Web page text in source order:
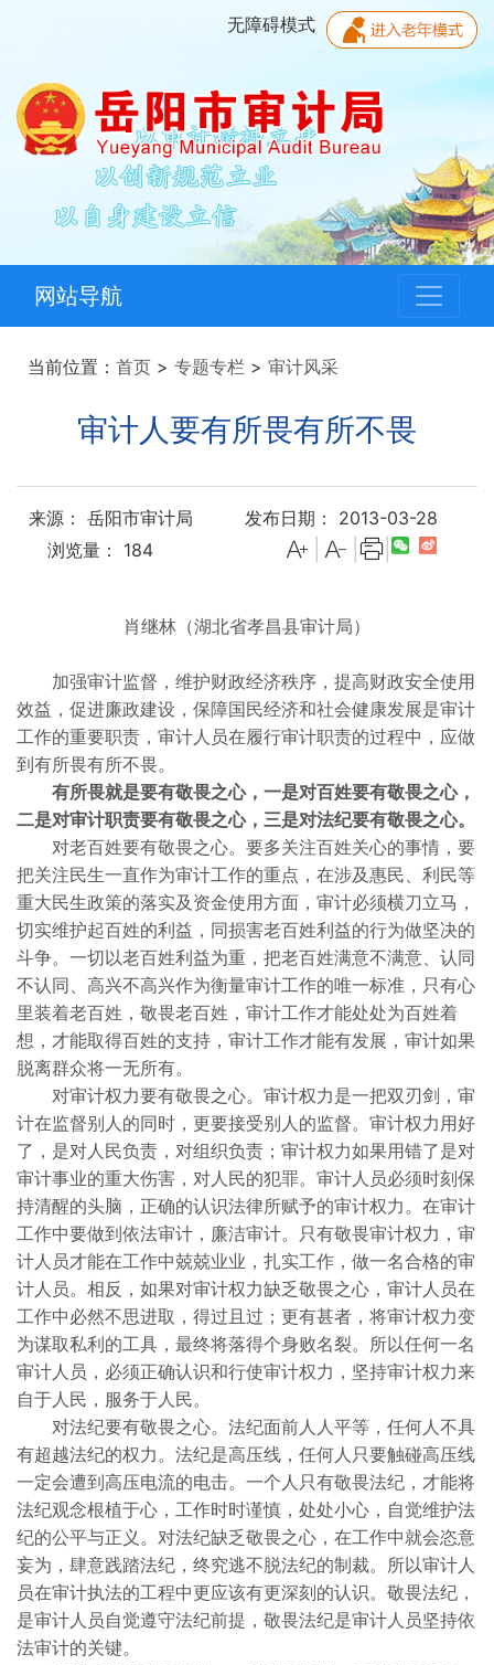
无障碍模式
网站导航
当前位置： 首页 > 专题专栏 > 审计风采
审计人要有所畏有所不畏
来源： 岳阳市审计局
发布日期： 2013-03-28
浏览量： 184
肖继林（湖北省孝昌县审计局）
加强审计监督，维护财政经济秩序，提高财政安全使用
效益，促进廉政建设，保障国民经济和社会健康发展是审计
工作的重要职责，审计人员在履行审计职责的过程中，应做
到有所畏有所不畏。
有所畏就是要有敬畏之心，一是对百姓要有敬畏之心，
二是对审计职责要有敬畏之心，三是对法纪要有敬畏之心。
对老百姓要有敬畏之心。要多关注百姓关心的事情，要
把关注民生一直作为审计工作的重点，在涉及惠民、利民等
重大民生政策的落实及资金使用方面，审计必须横刀立马，
切实维护起百姓的利益，同损害老百姓利益的行为做坚决的
斗争。一切以老百姓利益为重，把老百姓满意不满意、认同
不认同、高兴不高兴作为衡量审计工作的唯一标准，只有心
里装着老百姓，敬畏老百姓，审计工作才能处处为百姓着
想，才能取得百姓的支持，审计工作才能有发展，审计如果
脱离群众将一无所有。
对审计权力要有敬畏之心。审计权力是一把双刃剑，审
计在监督别人的同时，更要接受别人的监督。审计权力用好
了，是对人民负责，对组织负责；审计权力如果用错了是对
审计事业的重大伤害，对人民的犯罪。审计人员必须时刻保
持清醒的头脑，正确的认识法律所赋予的审计权力。在审计
工作中要做到依法审计，廉洁审计。只有敬畏审计权力，审
计人员才能在工作中兢兢业业，扎实工作，做一名合格的审
计人员。相反，如果对审计权力缺乏敬畏之心，审计人员在
工作中必然不思进取，得过且过；更有甚者，将审计权力变
为谋取私利的工具，最终将落得个身败名裂。所以任何一名
审计人员，必须正确认识和行使审计权力，坚持审计权力来
自于人民，服务于人民。
对法纪要有敬畏之心。法纪面前人人平等，任何人不具
有超越法纪的权力。法纪是高压线，任何人只要触碰高压线
一定会遭到高压电流的电击。一个人只有敬畏法纪，才能将
法纪观念根植于心，工作时时谨慎，处处小心，自觉维护法
纪的公平与正义。对法纪缺乏敬畏之心，在工作中就会恣意
妄为，肆意践踏法纪，终究逃不脱法纪的制裁。所以审计人
员在审计执法的工程中更应该有更深刻的认识。敬畏法纪，
是审计人员自觉遵守法纪前提，敬畏法纪是审计人员坚持依
法审计的关键。